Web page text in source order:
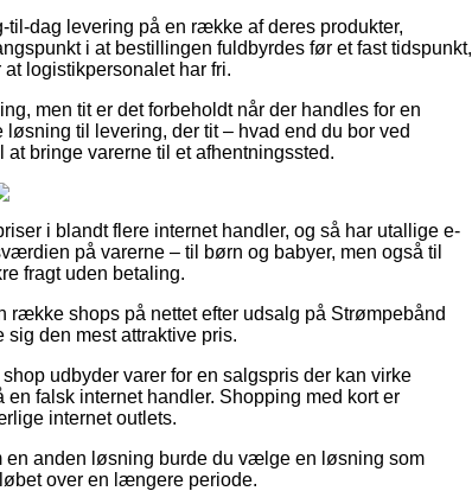
dag levering på en række af deres produkter,
i at bestillingen fuldbyrdes før et fast tidspunkt,
logistikpersonalet har fri.
men tit er det forbeholdt når der handles for en
til levering, der tit – hvad end du bor ved
bringe varerne til et afhentningssted.
i blandt flere internet handler, og så har utallige e-
på varerne – til børn og babyer, men også til
fragt uden betaling.
række shops på nettet efter udsalg på Strømpebånd
sig den mest attraktive pris.
udbyder varer for en salgspris der kan virke
falsk internet handler. Shopping med kort er
internet outlets.
anden løsning burde du vælge en løsning som
over en længere periode.